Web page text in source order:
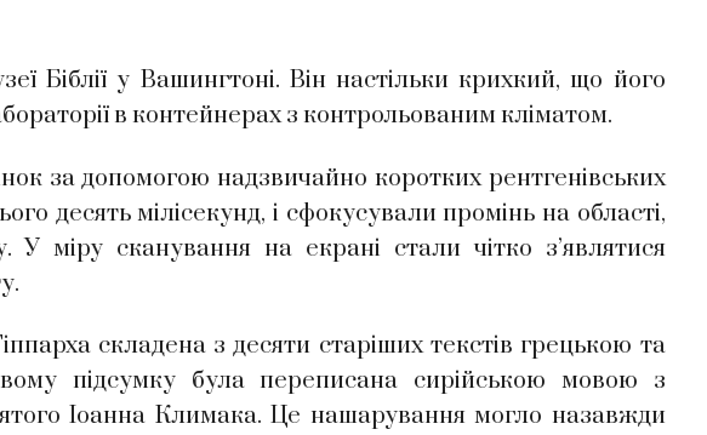
Біблії у Вашингтоні. Він настільки крихкий, що його
в контейнерах з контрольованим кліматом.
за допомогою надзвичайно коротких рентгенівських
десять мілісекунд, і сфокусували промінь на області,
міру сканування на екрані стали чітко з’являтися
складена з десяти старіших текстів грецькою та
підсумку була переписана сирійською мовою з
Іоанна Климака. Це нашарування могло назавжди